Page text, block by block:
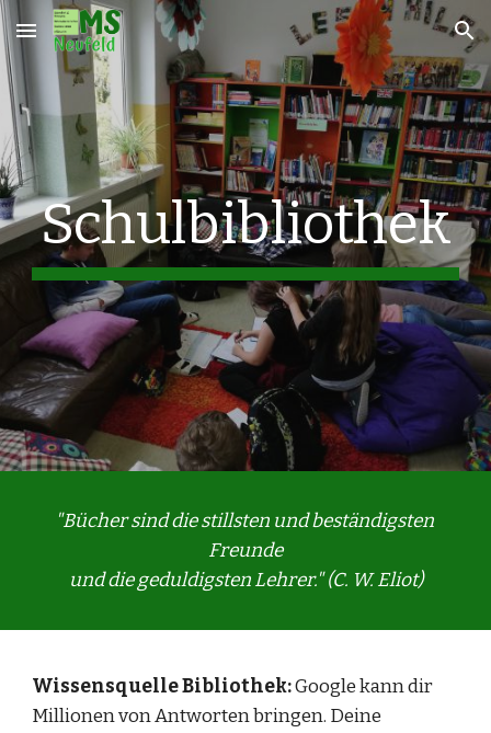
Skip to main content Skip to navigation
Schulbibliothek
"Bücher sind die stillsten und beständigsten
Freunde
und die geduldigsten Lehrer." (C. W. Eliot)
Wissensquelle Bibliothek: Google kann dir
Millionen von Antworten bringen. Deine